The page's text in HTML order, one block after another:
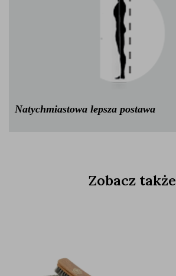
Natychmiastowa lepsza postawa
Zobacz także